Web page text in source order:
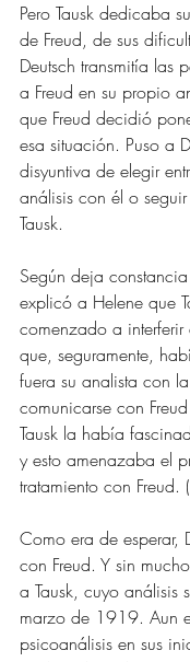
Pero Tausk dedicaba
de Freud, de sus
Deutsch transmitía las
a Freud en su propio
que Freud decidió
esa situación. Puso a
disyuntiva de elegir
análisis con él o
Tausk.
Según deja
explicó a Helene que
comenzado a interferir
que, seguramente,
fuera su analista con
comunicarse con
Tausk la había
y esto amenazaba el
tratamiento con
Como era de esperar,
con Freud. Y sin
a Tausk, cuyo análisis
marzo de 1919. Aun
psicoanálisis en sus